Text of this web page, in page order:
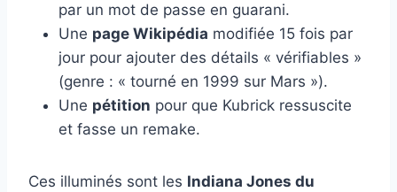
par un mot de passe en guarani.
Une page Wikipédia modifiée 15 fois par
jour pour ajouter des détails « vérifiables »
(genre : « tourné en 1999 sur Mars »).
Une pétition pour que Kubrick ressuscite
et fasse un remake.
Ces illuminés sont les Indiana Jones du